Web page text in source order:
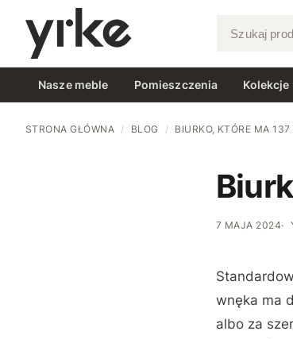
Szukaj
Nasze meble Pomieszczenia Kolekcje
STRONA GŁÓWNA / BLOG / BIURKO, KTÓRE MA
7 MAJA 2024
wnęka ma
albo za